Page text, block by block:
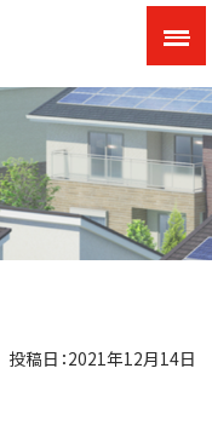
投稿日：2021年12月14日